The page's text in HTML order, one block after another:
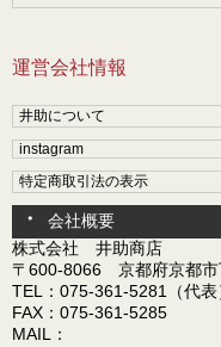
運営会社情報
井助について
instagram
特定商取引法の表示
会社概要
株式会社 井助商店
〒600-8066 京都府京都市
TEL：075-361-5281（代
FAX：075-361-5285
MAIL：